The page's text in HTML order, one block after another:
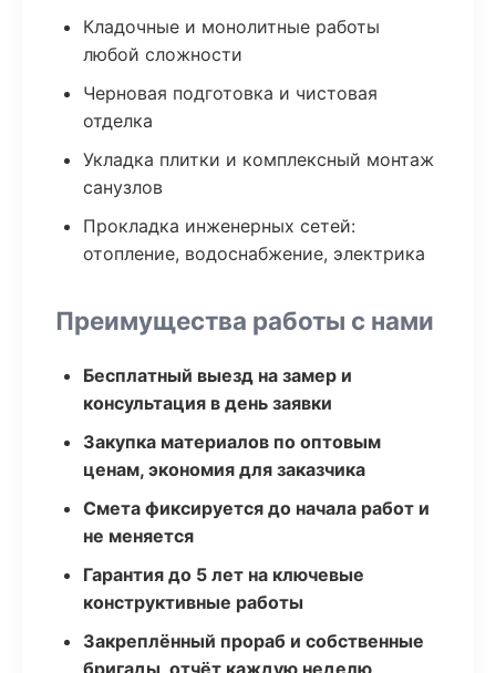
Кладочные и монолитные работы
любой сложности
Черновая подготовка и чистовая
отделка
Укладка плитки и комплексный монтаж
санузлов
Прокладка инженерных сетей:
отопление, водоснабжение, электрика
Преимущества работы с нами
Бесплатный выезд на замер и
консультация в день заявки
Закупка материалов по оптовым
ценам, экономия для заказчика
Смета фиксируется до начала работ и
не меняется
Гарантия до 5 лет на ключевые
конструктивные работы
Закреплённый прораб и собственные
бригады, отчёт каждую неделю